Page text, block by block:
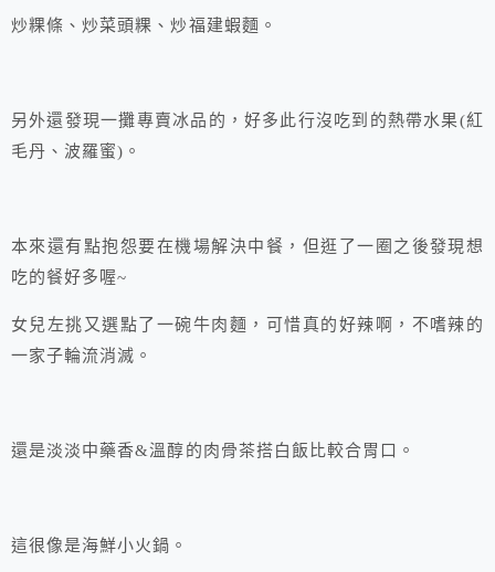
炒粿條、炒菜頭粿、炒福建蝦麵。
另外還發現一攤專賣冰品的，好多此行沒吃到的熱帶水果(紅
毛丹、波羅蜜)。
本來還有點抱怨要在機場解決中餐，但逛了一圈之後發現想
吃的餐好多喔~
女兒左挑又選點了一碗牛肉麵，可惜真的好辣啊，不嗜辣的
一家子輪流消滅。
還是淡淡中藥香&溫醇的肉骨茶搭白飯比較合胃口。
這很像是海鮮小火鍋。